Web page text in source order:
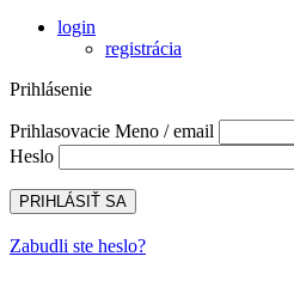
login
registrácia
Prihlásenie
Prihlasovacie Meno / email
Heslo
Zabudli ste heslo?